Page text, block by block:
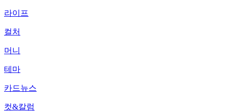
라이프
컬처
머니
테마
카드뉴스
컷&칼럼